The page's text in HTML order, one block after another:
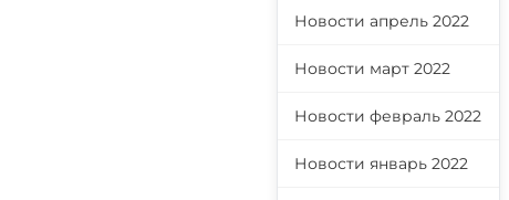
Новости апрель 2022
Новости март 2022
Новости февраль 2022
Новости январь 2022